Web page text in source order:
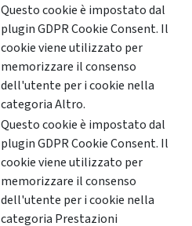
Questo cookie è impostato dal
plugin GDPR Cookie Consent. Il
cookie viene utilizzato per
memorizzare il consenso
dell'utente per i cookie nella
categoria Altro.
Questo cookie è impostato dal
plugin GDPR Cookie Consent. Il
cookie viene utilizzato per
memorizzare il consenso
dell'utente per i cookie nella
categoria Prestazioni